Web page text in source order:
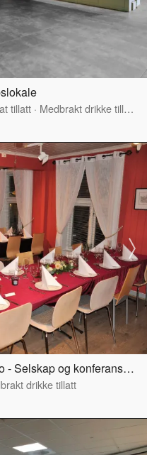
tillatt · Medbrakt drikke tillatt
Grendehuset i Korsgata 16, Oslo - Selskap og konferanselokale
drikke tillatt